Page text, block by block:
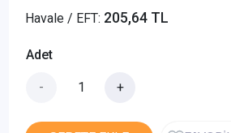
Havale / EFT: 205,64 TL
Adet
- +